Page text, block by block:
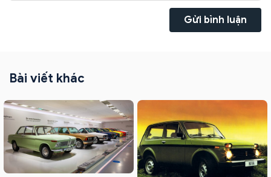
Gửi bình luận
Bài viết khác